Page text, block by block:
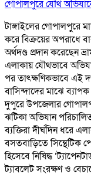
গোপালপুরে যৌথ
টাঙ্গাইলের গোপালপুরে
করে বিক্রয়ের অপরাধে
অর্থদণ্ড প্রদান করেছেন
এলাকায় যৌথভাবে
পর তাৎক্ষণিকভাবে এই
বাসিন্দাদের মাঝে
দুপুরে উপজেলার
ঝটিকা অভিযান
ব্যক্তিরা দীর্ঘদিন ধরে
বসতবাড়িতে সিন্থেটিক
হিসেবে নিষিদ্ধ
ট্যাবলেট সংরক্ষণ ও